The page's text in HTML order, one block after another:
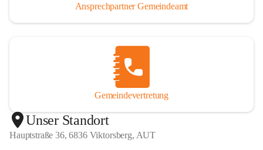
Ansprechpartner Gemeindeamt
Gemeindevertretung
Unser Standort
Hauptstraße 36, 6836 Viktorsberg, AUT